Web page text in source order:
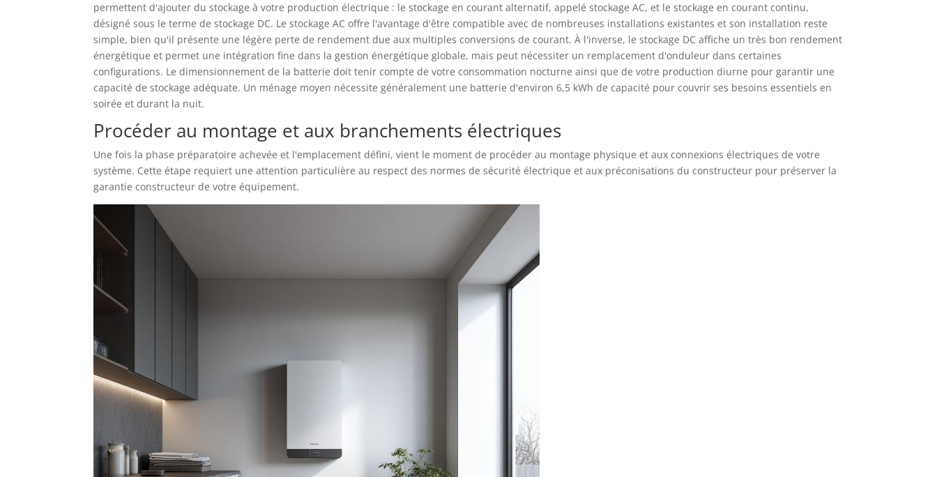
permettent d'ajouter du stockage à votre production électrique : le stockage en courant alternatif, appelé stockage AC, et le stockage en courant continu,
désigné sous le terme de stockage DC. Le stockage AC offre l'avantage d'être compatible avec de nombreuses installations existantes et son installation reste
simple, bien qu'il présente une légère perte de rendement due aux multiples conversions de courant. À l'inverse, le stockage DC affiche un très bon rendement
énergétique et permet une intégration fine dans la gestion énergétique globale, mais peut nécessiter un remplacement d'onduleur dans certaines
configurations. Le dimensionnement de la batterie doit tenir compte de votre consommation nocturne ainsi que de votre production diurne pour garantir une
capacité de stockage adéquate. Un ménage moyen nécessite généralement une batterie d'environ 6,5 kWh de capacité pour couvrir ses besoins essentiels en
soirée et durant la nuit.
Procéder au montage et aux branchements électriques
Une fois la phase préparatoire achevée et l'emplacement défini, vient le moment de procéder au montage physique et aux connexions électriques de votre
système. Cette étape requiert une attention particulière au respect des normes de sécurité électrique et aux préconisations du constructeur pour préserver la
garantie constructeur de votre équipement.